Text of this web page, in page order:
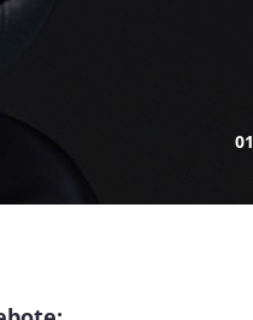
01